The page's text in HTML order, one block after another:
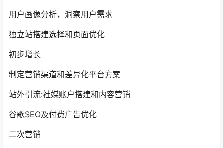
用户画像分析，洞察用户需求
独立站搭建选择和页面优化
初步增长
制定营销渠道和差异化平台方案
站外引流:社媒账户搭建和内容营销
谷歌SEO及付费广告优化
二次营销